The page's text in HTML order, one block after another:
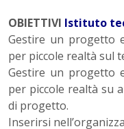
OBIETTIVI Istituto
Gestire un progetto
per piccole realtà sul
Gestire un progetto
per piccole realtà su
di progetto.
Inserirsi